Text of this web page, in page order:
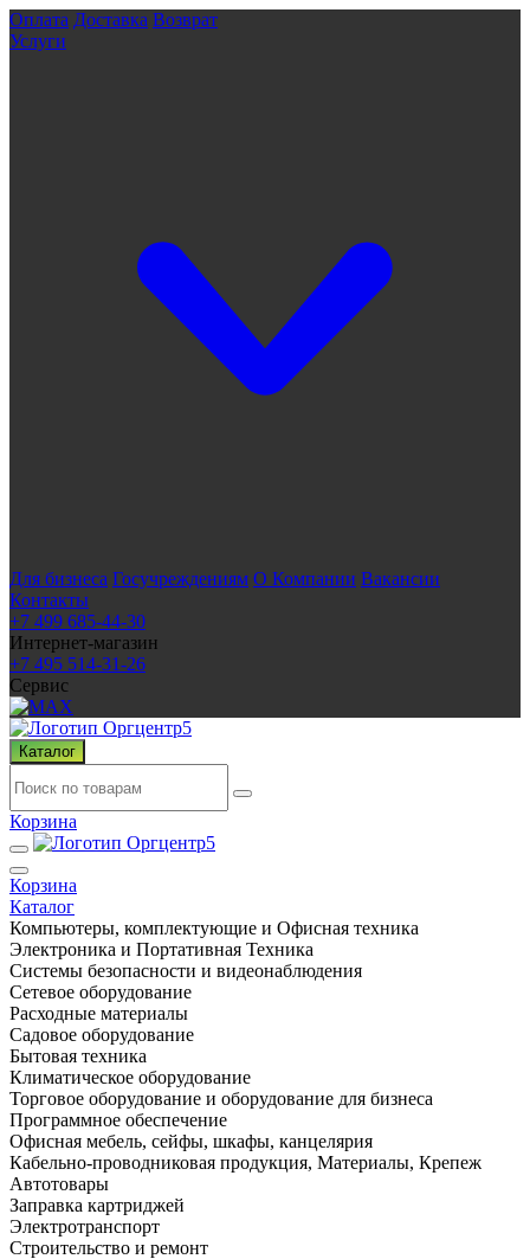
Оплата Доставка Возврат
Услуги
Для бизнеса Госучреждениям О Компании Вакансии
Контакты
+7 499 685-44-30
Интернет-магазин
+7 495 514-31-26
Сервис
Каталог
Корзина
Корзина
Каталог
Компьютеры, комплектующие и Офисная техника
Электроника и Портативная Техника
Системы безопасности и видеонаблюдения
Сетевое оборудование
Расходные материалы
Садовое оборудование
Бытовая техника
Климатическое оборудование
Торговое оборудование и оборудование для бизнеса
Программное обеспечение
Офисная мебель, сейфы, шкафы, канцелярия
Кабельно-проводниковая продукция, Материалы, Крепеж
Автотовары
Заправка картриджей
Электротранспорт
Строительство и ремонт